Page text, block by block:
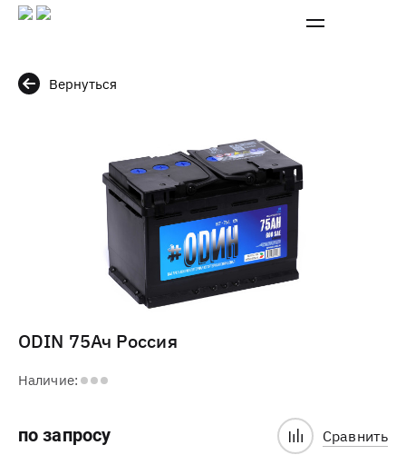
Вернуться
ODIN 75Ач Россия
Наличие:
по запросу Сравнить